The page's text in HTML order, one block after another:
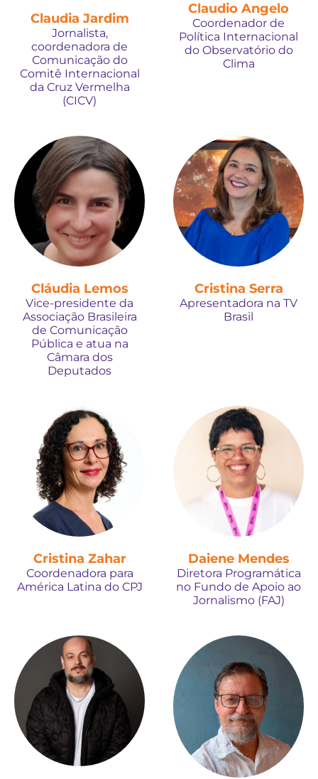
Claudia Jardim
Jornalista,
coordenadora de
Comunicação do
Comitê Internacional
da Cruz Vermelha
(CICV)
Claudio Angelo
Coordenador de
Política Internacional
do Observatório do
Clima
Cláudia Lemos
Vice-presidente da
Associação Brasileira
de Comunicação
Pública e atua na
Câmara dos
Deputados
Cristina Serra
Apresentadora na TV
Brasil
Cristina Zahar
Coordenadora para
América Latina do CPJ
Daiene Mendes
Diretora Programática
no Fundo de Apoio ao
Jornalismo (FAJ)